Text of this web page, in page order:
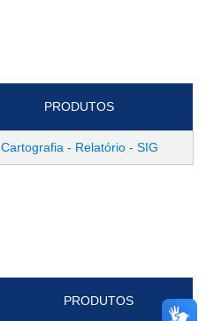
PRODUTOS
Cartografia - Relatório - SIG
PRODUTOS